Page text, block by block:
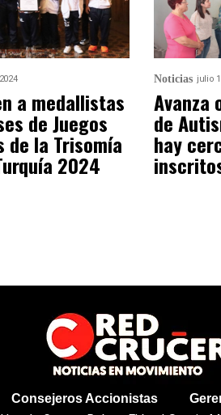
a medallistas
de Juegos
de la Trisomía
2024
Noticias julio
Avanza
de
hay
Consejeros Accionistas